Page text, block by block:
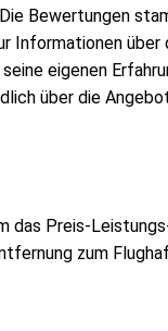
Bewertungen
Informationen
eigenen
über die
das Preis-
zum